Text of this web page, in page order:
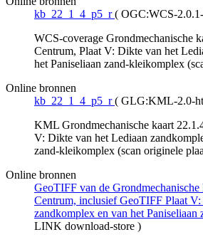
kb_22_1_4_p5_r ( OGC:WCS-
WCS-coverage Grondmechanische
Centrum, Plaat V: Dikte van het
het Paniseliaan zand-kleikomplex
Online bronnen
kb_22_1_4_p5_r ( GLG:KML-2.0-
KML Grondmechanische kaart
V: Dikte van het Lediaan
zand-kleikomplex (scan originele
Online bronnen
GeoTIFF van de
Centrum, inclusief GeoTIFF Plaat
zandkomplex en van het
LINK download-store )